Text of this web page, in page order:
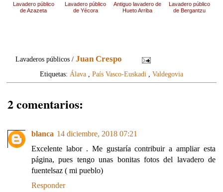
Lavadero público
de Azazeta
Lavadero público
de Yécora
Antiguo lavadero de
Hueto Arriba
Lavadero público
de Bergantzu
Lavaderos públicos /Juan Crespo
Etiquetas: Álava , País Vasco-Euskadi , Valdegovia
2 comentarios:
blanca 14 diciembre, 2018 07:21
Excelente labor . Me gustaría contribuir a ampliar esta
página, pues tengo unas bonitas fotos del lavadero de
fuentelsaz ( mi pueblo)
Responder